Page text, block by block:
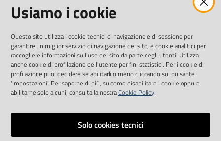
SEGUICI SU
TwitterFacebookYoutube
Vai alla pagina
Usiamo i cookie
Questo sito utilizza i cookie tecnici di navigazione e di sessione per
garantire un miglior servizio di navigazione del sito, e cookie analitici per
raccogliere informazioni sull'uso del sito da parte degli utenti. Utilizza
anche cookie di profilazione dell'utente per fini statistici. Per i cookie di
profilazione puoi decidere se abilitarli o meno cliccando sul pulsante
'Impostazioni'. Per saperne di più, su come disabilitare i cookie oppure
abilitarne solo alcuni, consulta la nostraCookie Policy.
Solo cookies tecnici